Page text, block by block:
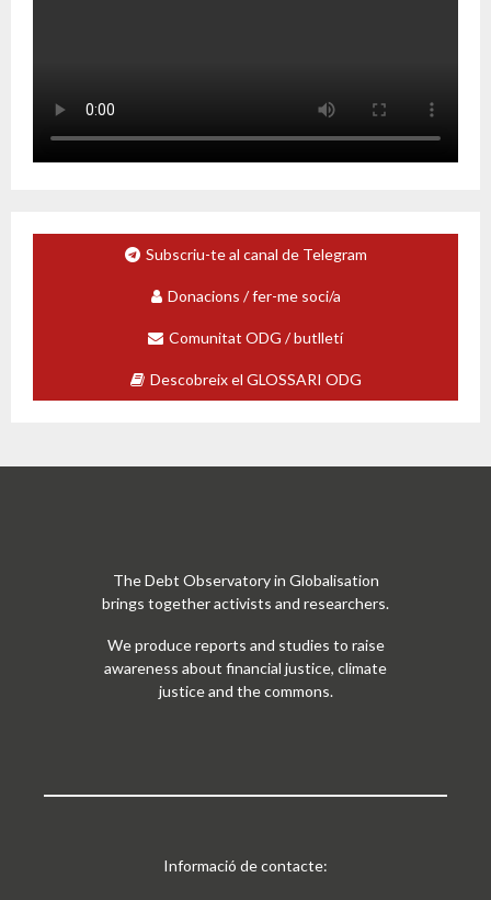
Subscriu-te al canal de Telegram
Donacions / fer-me soci/a
Comunitat ODG / butlletí
Descobreix el GLOSSARI ODG
The Debt Observatory in Globalisation
brings together activists and researchers.
We produce reports and studies to raise
awareness about financial justice, climate
justice and the commons.
Informació de contacte: